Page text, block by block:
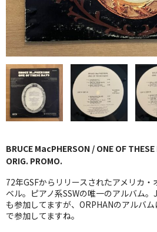
全商品
JAZZ-US
BLUE NOTE
JAZZ-EU
JAZZ-JP
J-POP
ROCK
FOLK,SSW
BRUCE MacPHERSON / ONE OF
ORIG. PROMO.
72年GSFからリリースされたアメリカ
ベル。ピアノ系SSWの唯一のアルバム
も参加してますが、ORPHANのアルバ
で参加してますね。